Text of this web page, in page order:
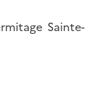
Sainte-